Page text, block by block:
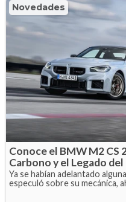
Novedades
Conoce el BMW M2 CS
Carbono y el Legado
Ya se habían adelantado
especuló sobre su mecánica,